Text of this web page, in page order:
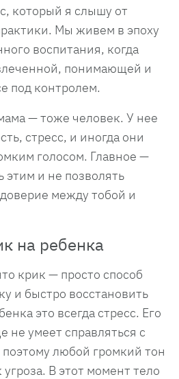
который я слышу от
Мы живем в эпоху
воспитания, когда
понимающей и
под контролем.
— тоже человек. У нее
стресс, и иногда они
голосом. Главное —
этим и не позволять
между тобой и
на ребенка
крик — просто способ
и быстро восстановить
это всегда стресс. Его
не умеет справляться с
любой громкий тон
В этот момент тело